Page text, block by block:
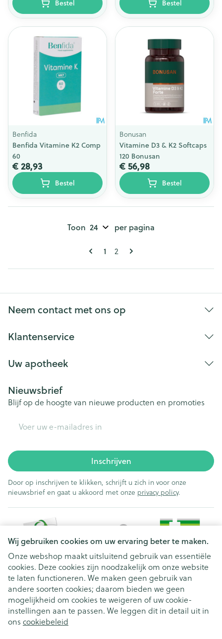
Wij gebruiken cookies om uw ervaring beter te maken.
Onze webshop maakt uitsluitend gebruik van essentiële
cookies. Deze cookies zijn noodzakelijk om onze website
te laten functioneren. We maken geen gebruik van
andere soorten cookies; daarom bieden we geen
mogelijkheid om cookies te weigeren of uw cookie-
instellingen aan te passen. We leggen dit in detail uit in
ons cookiebeleid
Bestel Bestel
Benfida
Benfida Vitamine K2 Comp
60
€ 28,93
Bestel
Bonusan
Vitamine D3 & K2 Softcaps
120 Bonusan
€ 56,98
Bestel
Pagina's
U lees momenteel pagina
1 Pagina
2
Toon per pagina
Neem contact met ons op
Klantenservice
Uw apotheek
Nieuwsbrief
Blijf op de hoogte van nieuwe producten en promoties
Inschrijven
Door op inschrijven te klikken, schrijft u zich in voor onze
nieuwsbrief en gaat u akkoord met onze privacy policy.
Juridische links